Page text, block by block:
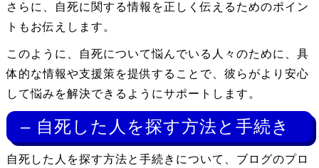
さらに、自死に関する情報を正しく伝えるためのポイン
トもお伝えします。
このように、自死について悩んでいる人々のために、具
体的な情報や支援策を提供することで、彼らがより安心
して悩みを解決できるようにサポートします。
– 自死した人を探す方法と手続き
自死した人を探す方法と手続きについて、ブログのプロ